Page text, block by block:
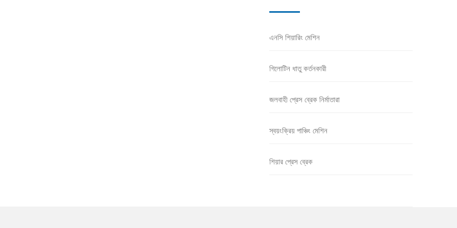
এনসি শিয়ারিং মেশিন
গিলোটিন ধাতু কর্তনকারী
জলবাহী প্রেস ব্রেক নির্মাতারা
স্বয়ংক্রিয় পাঞ্চিং মেশিন
শিয়ার প্রেস ব্রেক